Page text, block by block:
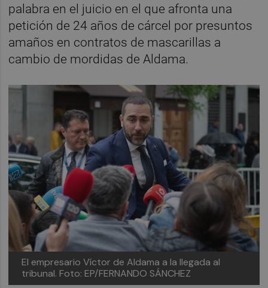
palabra en el juicio en el que afronta una
petición de 24 años de cárcel por presuntos
amaños en contratos de mascarillas a
cambio de mordidas de Aldama.
El empresario Víctor de Aldama a la llegada al
tribunal. Foto: EP/FERNANDO SÁNCHEZ